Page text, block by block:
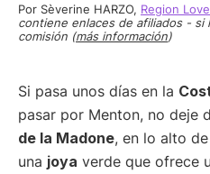
Manu
Por Sèverine HARZO, Region
contiene enlaces de afiliados - si
comisión (más información)
Si pasa unos días en la
pasar por Menton, no deje
de la Madone, en lo alto
una joya verde que ofrece